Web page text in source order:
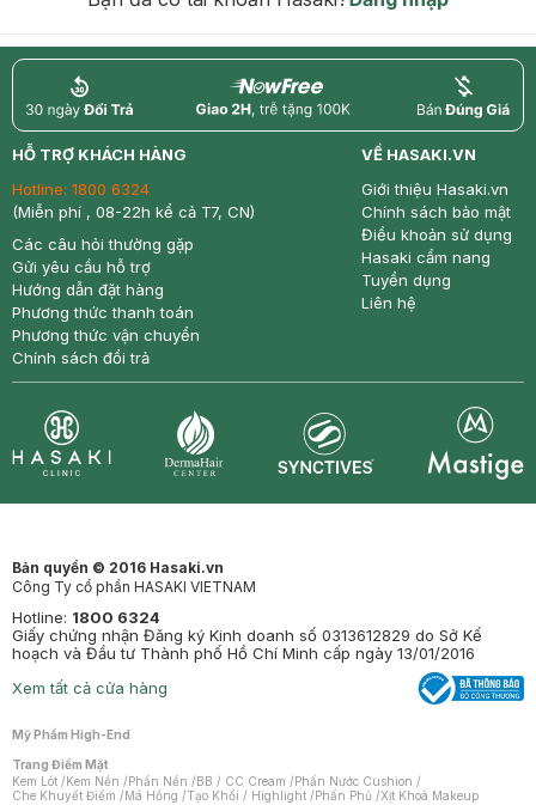
return nowfree price
HỖ TRỢ KHÁCH HÀNG
Hotline: 1800 6324
(Miễn phí , 08-22h kể cả T7, CN)
Các câu hỏi thường gặp
Gửi yêu cầu hỗ trợ
Hướng dẫn đặt hàng
Phương thức thanh toán
Phương thức vận chuyển
Chính sách đổi trả
VỀ HASAKI.VN
Giới thiệu Hasaki.vn
Chính sách bảo mật
Điều khoản sử dụng
Hasaki cẩm nang
Tuyển dụng
Liên hệ
Bản quyền © 2016 Hasaki.vn
Công Ty cổ phần HASAKI VIETNAM
Hotline: 1800 6324
Giấy chứng nhận Đăng ký Kinh doanh số 0313612829 do Sở Kế
hoạch và Đầu tư Thành phố Hồ Chí Minh cấp ngày 13/01/2016
Xem tất cả cửa hàng
Mỹ Phẩm High-End
Trang Điểm Mặt
Kem Lót /Kem Nền /Phấn Nền /BB / CC Cream /Phấn Nước Cushion /
Che Khuyết Điểm /Má Hồng /Tạo Khối / Highlight /Phấn Phủ /Xịt Khoá Makeup